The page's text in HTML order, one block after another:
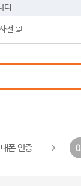
다.
전
폰 인증